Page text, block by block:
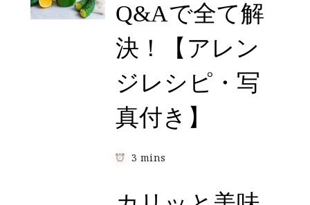
Q&Aで全て解
決！【アレン
ジレシピ・写
真付き】
3 mins